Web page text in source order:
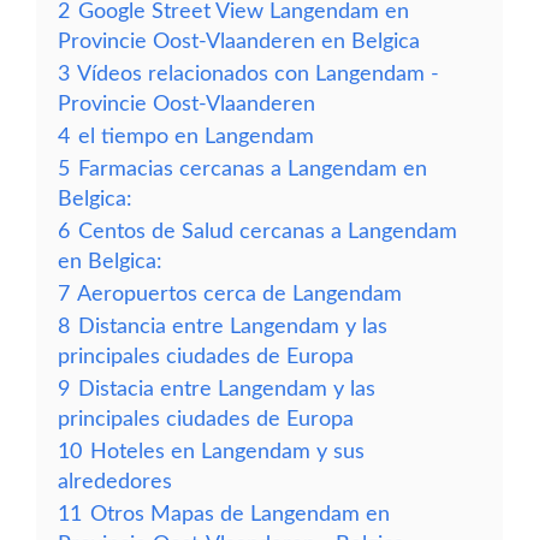
2 Google Street View Langendam en
Provincie Oost-Vlaanderen en Belgica
3 Vídeos relacionados con Langendam -
Provincie Oost-Vlaanderen
4 el tiempo en Langendam
5 Farmacias cercanas a Langendam en
Belgica:
6 Centos de Salud cercanas a Langendam
en Belgica:
7 Aeropuertos cerca de Langendam
8 Distancia entre Langendam y las
principales ciudades de Europa
9 Distacia entre Langendam y las
principales ciudades de Europa
10 Hoteles en Langendam y sus
alrededores
11 Otros Mapas de Langendam en